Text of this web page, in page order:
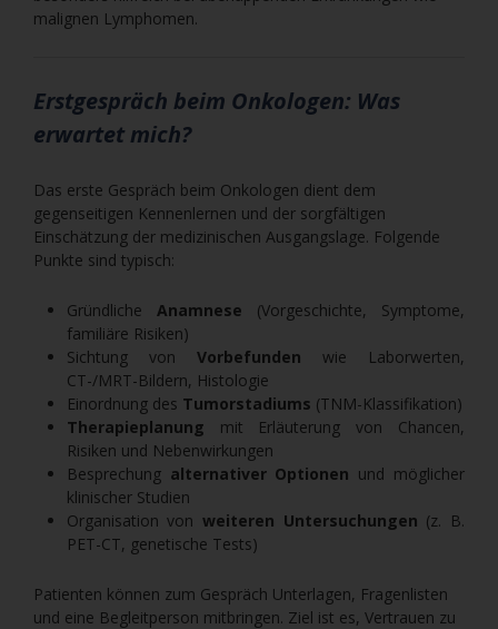
malignen Lymphomen.
Erstgespräch beim Onkologen: Was
erwartet mich?
Das erste Gespräch beim Onkologen dient dem
gegenseitigen Kennenlernen und der sorgfältigen
Einschätzung der medizinischen Ausgangslage. Folgende
Punkte sind typisch:
Gründliche Anamnese (Vorgeschichte, Symptome,
familiäre Risiken)
Sichtung von Vorbefunden wie Laborwerten,
CT-/MRT-Bildern, Histologie
Einordnung des Tumorstadiums (TNM-Klassifikation)
Therapieplanung mit Erläuterung von Chancen,
Risiken und Nebenwirkungen
Besprechung alternativer Optionen und möglicher
klinischer Studien
Organisation vonweiteren Untersuchungen (z. B.
PET-CT, genetische Tests)
Patienten können zum Gespräch Unterlagen, Fragenlisten
und eine Begleitperson mitbringen. Ziel ist es, Vertrauen zu